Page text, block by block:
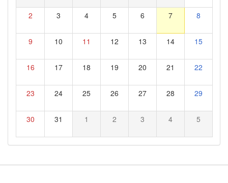
2 3 4 5 6 7 8
9 10 11 12 13 14 15
16 17 18 19 20 21 22
23 24 25 26 27 28 29
30 31 1 2 3 4 5